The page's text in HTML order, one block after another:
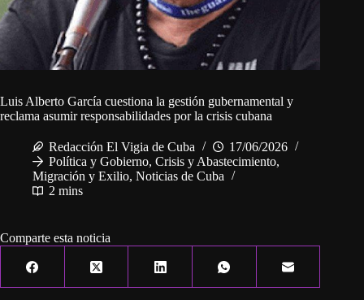
Luis Alberto García cuestiona la gestión gubernamental y
reclama asumir responsabilidades por la crisis cubana
Redacción El Vigia de Cuba
17/06/2026
Política y Gobierno, Crisis y Abastecimiento,
Migración y Exilio, Noticias de Cuba
2 mins
Comparte esta noticia